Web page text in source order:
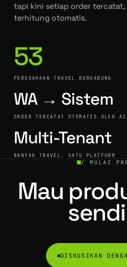
tapi kini setiap order tercatat,
terhitung otomatis.
53
PERUSAHAAN TRAVEL BERGABUNG
WA → Sistem
ORDER TERCATAT OTOMATIS OLEH AI
Multi-Tenant
BANYAK TRAVEL, SATU PLATFORM
/ MULAI
Mau
DISKUSIKAN